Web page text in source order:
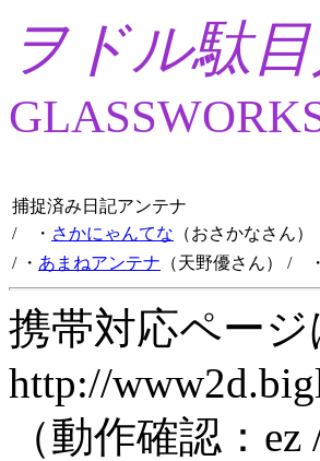
ヲドル駄
捕捉済み日記アンテナ
/ ・ さかにゃんてな （おさかなさん）
/ ・ あまねアンテナ （天野優さん） / ・
携帯対応ページ
http://
（動作確認：